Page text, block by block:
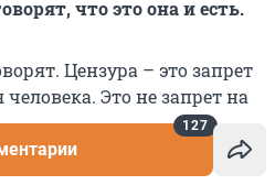
127
что это она и есть.
Цензура – это запрет
Это не запрет на
Цензура –
позиции. В моем законе